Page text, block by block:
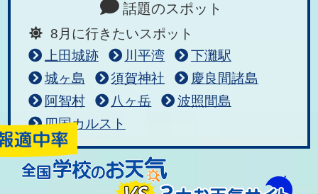
話題のスポット
8月に行きたいスポット
上田城跡
川平湾
下灘駅
城ヶ島
須賀神社
慶良間諸島
阿智村
八ヶ岳
波照間島
四国カルスト